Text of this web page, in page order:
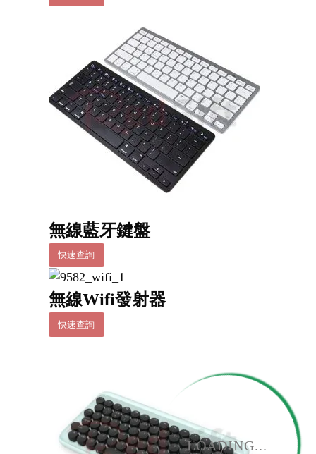
LOADING...
無線藍牙鍵盤
快速查詢
無線Wifi發射器
快速查詢